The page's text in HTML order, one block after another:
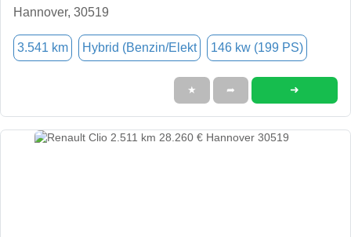
Hannover, 30519
3.541 km Hybrid (Benzin/Elekt 146 kw (199 PS)
★ ➦ ➜